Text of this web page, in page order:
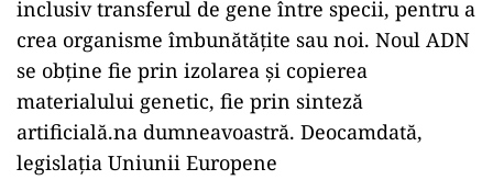
inclusiv transferul de gene între specii, pentru a
crea organisme îmbunătățite sau noi. Noul ADN
se obține fie prin izolarea și copierea
materialului genetic, fie prin sinteză
artificială.na dumneavoastră. Deocamdată,
legislația Uniunii Europene